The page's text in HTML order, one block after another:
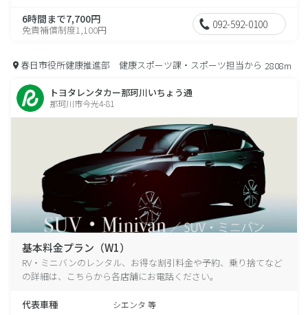
6時間まで7,700円
免責補償制度1,100円 092-592-0100
春日市役所健康推進部 健康スポーツ課・スポーツ担当から 2808m
トヨタレンタカー那珂川いちょう通
那珂川市今光4-81
基本料金プラン（W1）
RV・ミニバンのレンタル、お得な割引料金や予約、乗り捨てなど
の詳細は、こちらから各店舗にお電話ください。
代表車種 シエンタ 等